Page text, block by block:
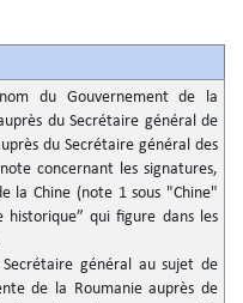
du Gouvernement de la
du Secrétaire général de
du Secrétaire général des
concernant les signatures,
la Chine (note 1 sous "Chine"
qui figure dans les
Secrétaire général au sujet de
de la Roumanie auprès de